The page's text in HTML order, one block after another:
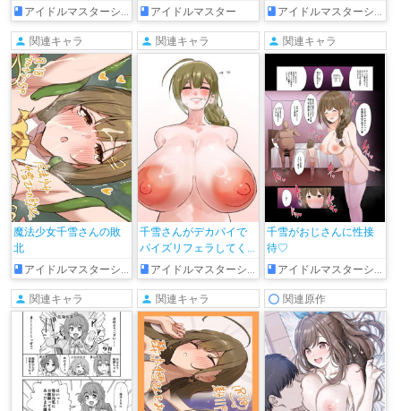
アイドルマスターシャイニーカラーズ アイドルマスター アイドルマスターシャイニーカラーズ
関連キャラ
魔法少女千雪さんの敗
北
アイドルマスターシャイニーカラーズ
関連キャラ
千雪さんがデカパイで
パイズリフェラしてく
れる♡
アイドルマスターシャイニーカラーズ
関連キャラ
千雪がおじさんに性接
待♡
アイドルマスターシャイニーカラーズ
関連キャラ 関連キャラ 関連原作